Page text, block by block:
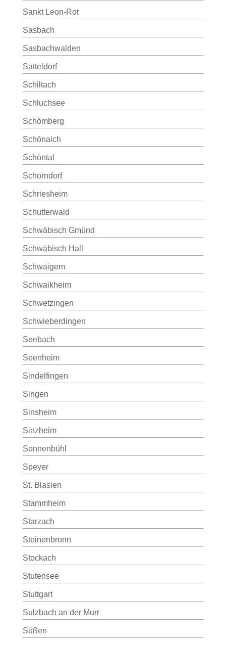
Sankt Leon-Rot
Sasbach
Sasbachwalden
Satteldorf
Schiltach
Schluchsee
Schömberg
Schönaich
Schöntal
Schorndorf
Schriesheim
Schutterwald
Schwäbisch Gmünd
Schwäbisch Hall
Schwaigern
Schwaikheim
Schwetzingen
Schwieberdingen
Seebach
Seenheim
Sindelfingen
Singen
Sinsheim
Sinzheim
Sonnenbühl
Speyer
St. Blasien
Stammheim
Starzach
Steinenbronn
Stockach
Stutensee
Stuttgart
Sulzbach an der Murr
Süßen